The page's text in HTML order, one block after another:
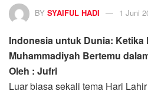
BY SYAIFUL HADI 1 Juni
Indonesia untuk Dunia: Ketika
Muhammadiyah Bertemu
Oleh : Jufri
Luar biasa sekali tema Hari